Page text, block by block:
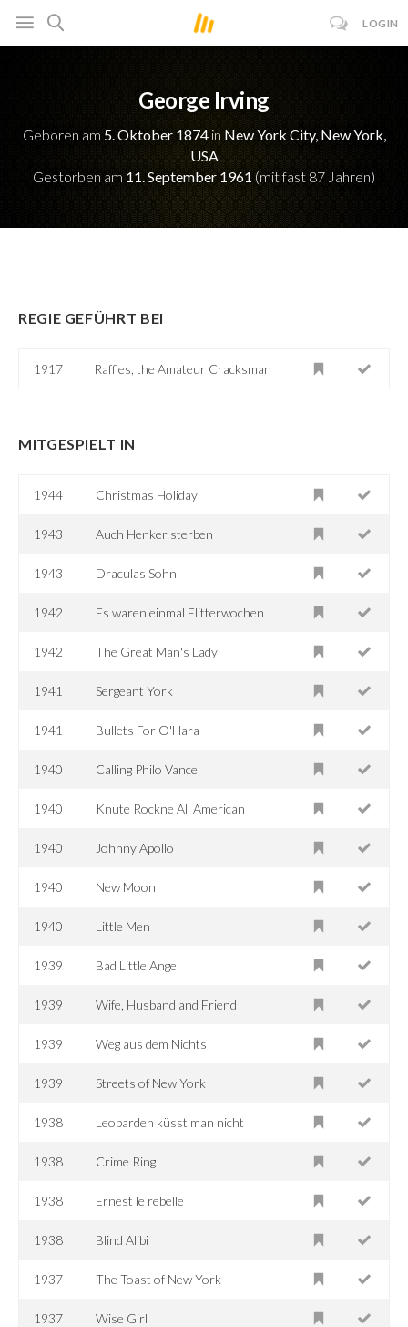
LOGIN
George Irving
Geboren am 5. Oktober 1874in New York City, New York,
USA
Gestorben am 11. September 1961 (mit fast 87 Jahren)
REGIE GEFÜHRT BEI
1917 Raffles, the Amateur Cracksman
MITGESPIELT IN
1944 Christmas Holiday
1943 Auch Henker sterben
1943 Draculas Sohn
1942 Es waren einmal Flitterwochen
1942 The Great Man's Lady
1941 Sergeant York
1941 Bullets For O'Hara
1940 Calling Philo Vance
1940 Knute Rockne All American
1940 Johnny Apollo
1940 New Moon
1940 Little Men
1939 Bad Little Angel
1939 Wife, Husband and Friend
1939 Weg aus dem Nichts
1939 Streets of New York
1938 Leoparden küsst man nicht
1938 Crime Ring
1938 Ernest le rebelle
1938 Blind Alibi
1937 The Toast of New York
1937 Wise Girl